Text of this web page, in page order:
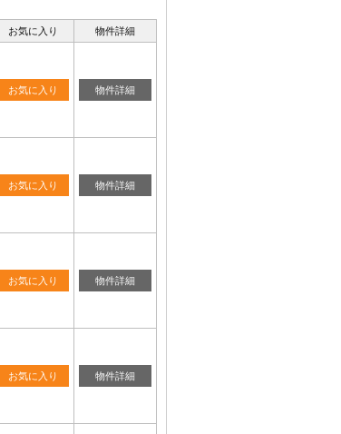
お気に入り 物件詳細
お気に入り 物件詳細
お気に入り 物件詳細
お気に入り 物件詳細
お気に入り 物件詳細